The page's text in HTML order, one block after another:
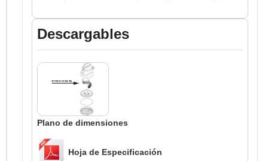
Descargables
Plano de dimensiones
Hoja de Especificación